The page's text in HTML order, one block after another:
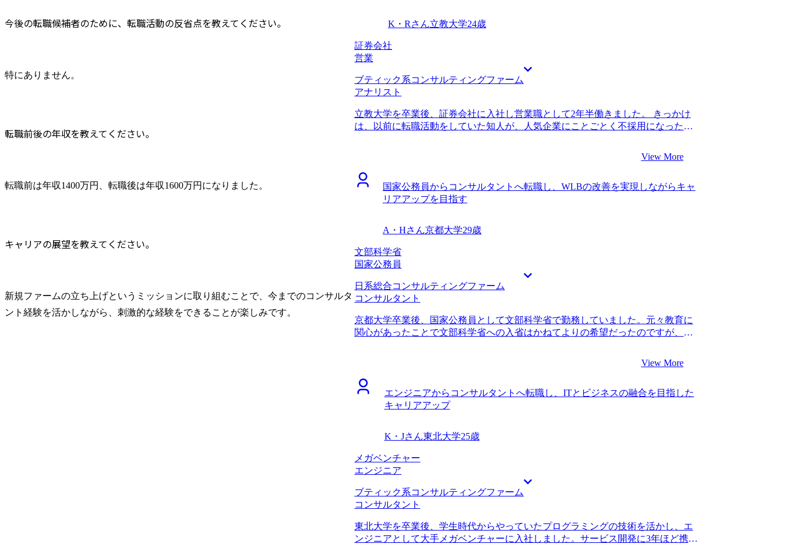
今後の転職候補者のために、転職活動の反省点を教えてください。
特にありません。
転職前後の年収を教えてください。
転職前は年収1400万円、転職後は年収1600万円になりました。
キャリアの展望を教えてください。
新規ファームの立ち上げというミッションに取り組むことで、今までのコンサルタ
ント経験を活かしながら、刺激的な経験をできることが楽しみです。
ことが良かったと思います。就職活動の際と同様に、早めの準備と対策が満足度
の高い転職活動につながると感じました。 特に初期は転職理由があいまいだった
ため、どのファームも志望度が高まり切らず、転職活動に本腰をいれるのに時間
がかかりました。今となっては初期にしっかり自分の希望に向き合えてよかった
と思います。 転職前は年収600万円、転職後は年収800万円になりました。
と面談をした中で、他社エージェントと比べたときに、もっともスピード感があ
り、またコンサルティングファームを熟知していると感じた点です。コンサルテ
ィングファーム出身の方が中心となって作られた会社だからなのか、普段一緒に
仕事をしているコンサルタントと同じプロトコルやスピード感でコミュニケーシ
ョンを取ることができました。 コンサルティングファームに関する情報提供が頼
りになりました。 私自身はケース面接も含め、特に選考対策は求めていませんで
した。一方で、必要に応じて業界内部の情報を提供してほしいなと思っていまし
報を必要としていたわけではないのですが、必要最小限、かつ的確な情報提供を
してくれました。知人の情報網だけではカバーできないような情報が欲しいとい
スができるだけでなく、転職者の気持ちが分かるコミュニケーション能力の高い
ームを決められたことだと思います。 外から見ている分にはよくわからなかった
戦略系コンサルティングファーム間の違いを、選考中のフローやMyVisionさんの
情報提供に基づき、しっかりと見極めることができたことです。 特にないです。
収900万円になりました。 3年ほど戦略ファームで経験を積んで、1つ職位を上げる
プに転職したいので、リスクを取れるだけの力をつけたいと思っています。
K・Rさん立教大学24歳
証券会社
営業
ブティック系コンサルティングファーム
アナリスト
立教大学を卒業後、証券会社に入社し営業職として2年半働きました。 きっかけ
は、以前に転職活動をしていた知人が、人気企業にことごとく不採用になったと
安になったことで転職を決意しました。 コンサル転職を目指したのは、キャリア
アップと市場価値の向上のためです。専門性やITスキルもないですし、営業職か
らコンサル転職がうまくいくというイメージはなかったので、初めはダメ元で話
を聞いてみよう程度の気持ちでした。 しかし、営業職出身でも採用しているファ
す。 山中さんは、初回面談の直後に内定が見込める企業のリストを共有してくれ
ました。そこには第二新卒向けの求人も含まれていて、自分のキャリアでも幅広
い選択肢があることが分かり、とても感動したことを覚えています。非常に信頼
のおける方だなとも思いまして、転職活動の支援をそのままお願いすることにし
ました。 未経験からのコンサル転職で不安な中でも、山中さんが励まし続けてく
れて本当にありがたかったです。 自分の会社で成果を上げている先輩も、営業職
以外への転職に苦労したという話を伺っていたので、不安の方が大きい中の転職
人は少ないが、それでも成功している人はいるから諦めずにやりましょう。具体
的にこういう会社では営業職からでも活躍している人もいます。」と言ってくれ
ポートを求めていましたし、相性が非常に良かったです。 山中さんにも言われた
らは評価される一方で、社外からは評価されにくい経験だったので、仮に高い営
業成績を上げてもコンサル転職には活きにくい経験でした。このため早々に転職
に踏み切れたことは良かったです。 24歳という年齢で転職できたことで、ポテン
に5年後とかであれば取れる選択肢も一気に減っていたと思います。 山中さんから
ームを志望していたことです。実際に私が行きたいと思っていたファームは、既
にITやDXなどの経験がある方でも採用されにくいぐらい難関のファームで、当然
私の今の業務経験では難しいポジションでした。 当然のように書類審査で落ちま
したが、数年後コンサルティングファームでしっかりと経験を積んでから再トラ
イしたいと思います。 転職前は年収350万円、転職後は年収400万円になりまし
た。 前職からの評価と、市場価値は異なるということを学べたのが今回のコンサ
ル転職で良かった点です。一方でコンサルティングファームは、社内からの評価
View More
国家公務員からコンサルタントへ転職し、WLBの改善を実現しながらキャ
リアアップを目指す
A・Hさん京都大学29歳
文部科学省
国家公務員
日系総合コンサルティングファーム
コンサルタント
京都大学卒業後、国家公務員として文部科学省で勤務していました。元々教育に
関心があったことで文部科学省への入省はかねてよりの希望だったのですが、
した。一度WLBの改善を最優先事項として転職活動を始めました。 一方で民間企
業には公務員からだと転職しにくいという話も聞いていましたが、国家公務員か
らコンサルタントへの転職に成功した知人も複数いたことで視野に入れました。
また、コンサルティングファーム全般として近年WLBが改善され、キャリアップ
サルタントの働き方に関して詳しく教えて頂き、内情に精通している方だと感じ
たからです。コンサル業界でWLBが重視され始めているというのは何となく知っ
ていましたが、なぜ改善されているのか、どのように実現しているのかという詳
しい事情まで伺うことができ、非常に納得感がありました。他のエージェントと
比較しても信頼できると確信したので、松代さんにご支援いただきコンサルティ
ングファームへ転職することを決めました。 どのファームもWLB重視というのは
一定打ち出していますが、その中でより働きやすいファームをプロの目線で教え
制度にも非常に詳しく、松代さんの知識の豊富さに驚きました。 自分の想像以上
にWLBが充実しているファームが多く、多様な選択肢の中から意思決定ができ満
View More
エンジニアからコンサルタントへ転職し、ITとビジネスの融合を目指した
キャリアアップ
K・Jさん東北大学25歳
メガベンチャー
エンジニア
ブティック系コンサルティングファーム
コンサルタント
東北大学を卒業後、学生時代からやっていたプログラミングの技術を活かし、エ
ンジニアとして大手メガベンチャーに入社しました。サービス開発に3年ほど携わ